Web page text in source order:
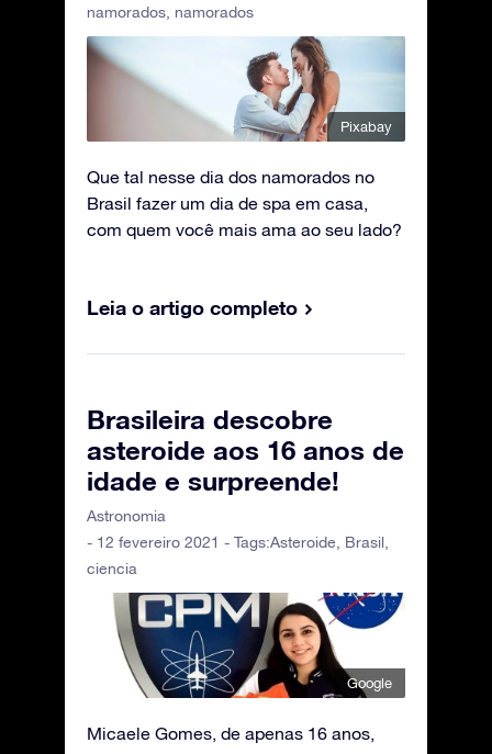
namorados namorados
Pixabay
Que tal nesse dia dos namorados no
Brasil fazer um dia de spa em casa,
com quem você mais ama ao seu lado?
Leia o artigo completo
Brasileira descobre
asteroide aos 16 anos de
idade e surpreende!
Astronomia
- 12 fevereiro 2021 - Tags:Asteroide Brasil
ciencia
Google
Micaele Gomes, de apenas 16 anos,